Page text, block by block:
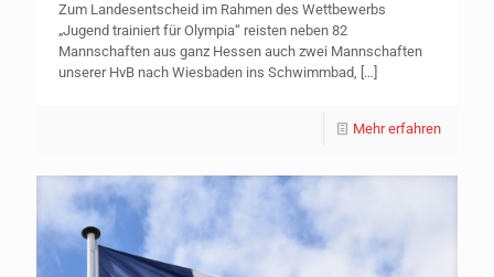
Zum Landesentscheid im Rahmen des Wettbewerbs
„Jugend trainiert für Olympia“ reisten neben 82
Mannschaften aus ganz Hessen auch zwei Mannschaften
unserer HvB nach Wiesbaden ins Schwimmbad, […]
Mehr erfahren